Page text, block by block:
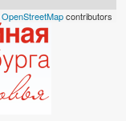
OpenStreetMapcontributors